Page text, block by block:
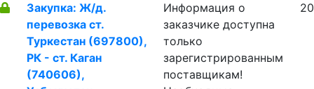
Закупка: Ж/д.
перевозка ст.
Туркестан (697800),
РК - ст. Каган
(740606),
Информация о
заказчике доступна
только
зарегистрированным
поставщикам!